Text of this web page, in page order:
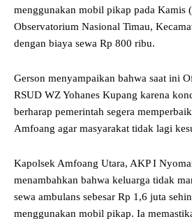
menggunakan mobil pikap pada Kamis
Observatorium Nasional Timau,
dengan biaya sewa Rp 800 ribu.
Gerson menyampaikan bahwa saat ini
RSUD WZ Yohanes Kupang karena
berharap pemerintah segera
Amfoang agar masyarakat tidak lagi
Kapolsek Amfoang Utara, AKP I
menambahkan bahwa keluarga tidak
sewa ambulans sebesar Rp 1,6 juta
menggunakan mobil pikap. Ia